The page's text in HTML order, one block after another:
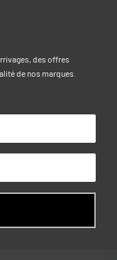
Impression noire 3
OVS KIDS
des offres
de nos marques.